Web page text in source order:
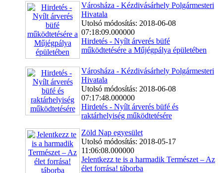
Városháza - Kézdivásárhely Polgármesteri
Hivatala
Utolsó módosítás: 2018-06-08
07:18:09.000000
Hirdetés - Nyílt árverés büfé
működtetésére a Műjégpálya épületében
Városháza - Kézdivásárhely Polgármesteri
Hivatala
Utolsó módosítás: 2018-06-08
07:17:48.000000
Hirdetés - Nyílt árverés büfé és
raktárhelyiség működtetésére
Zöld Nap egyesület
Utolsó módosítás: 2018-05-17
11:06:08.000000
Jelentkezz te is a harmadik Természet – Az
élet forrása! táborba